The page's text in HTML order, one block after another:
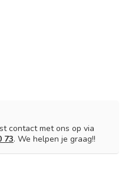
contact met ons op via
73. We helpen je graag!!